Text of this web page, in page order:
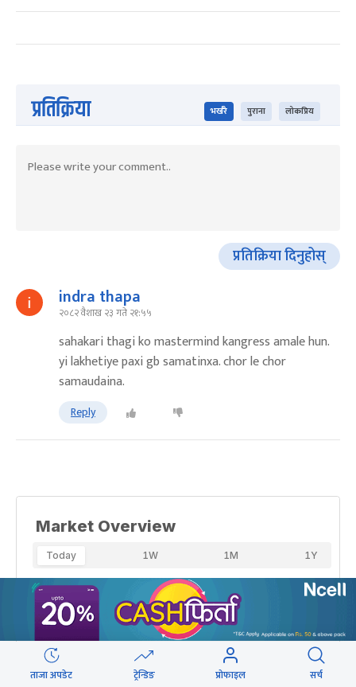
प्रतिक्रिया भर्खरै पुराना लोकप्रिय
प्रतिक्रिया दिनुहोस्
indra thapa
२०८२ वैशाख २३ गते २१:५५
sahakari thagi ko mastermind kangress amale hun.
yi lakhetiye paxi gb samatinxa. chor le chor
samaudaina.
Reply
ताजा अपडेट ट्रेन्डिङ प्रोफाइल सर्च